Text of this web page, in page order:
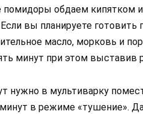
помидоры обдаем кипятком
вы планируете
масло, морковь и
минут при этом выставив
нужно в мультиварку
в режиме «тушение».